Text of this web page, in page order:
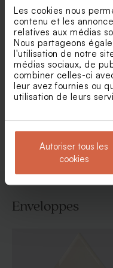
Les cookies nous
contenu et les
relatives aux médias
Nous partageons
l'utilisation de notre
médias sociaux, de
combiner celles-ci
leur avez fournies ou
utilisation de leurs
Autoriser tous les
cookies
Faire part mariage
naturelle et élégance
avec cartes multiformats
Voir toute la
Enveloppes